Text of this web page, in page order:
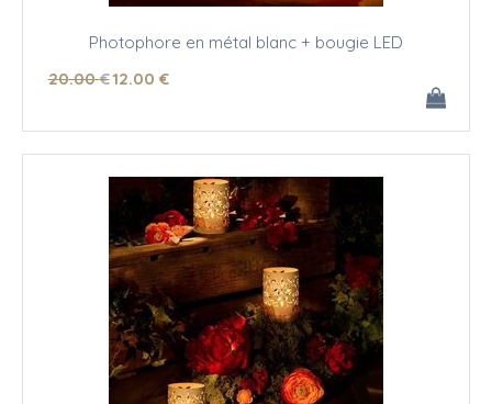
Photophore en métal blanc + bougie LED
20.00 €12.00 €